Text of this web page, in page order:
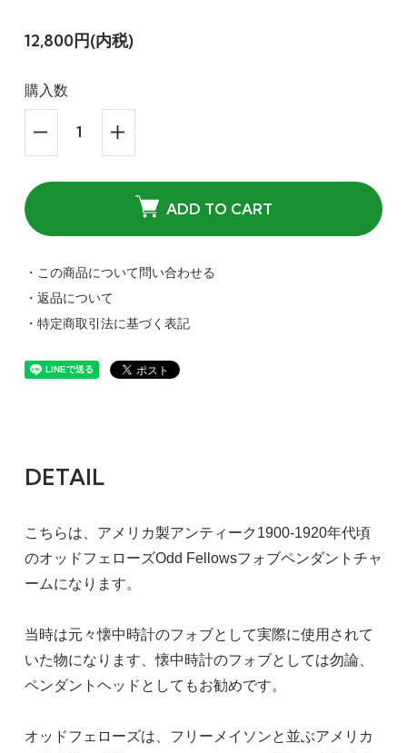
12,800円(内税)
購入数
ADD TO CART
・この商品について問い合わせる
・返品について
・特定商取引法に基づく表記
DETAIL
こちらは、アメリカ製アンティーク1900-1920年代頃
のオッドフェローズOdd Fellowsフォブペンダントチャ
ームになります。
当時は元々懐中時計のフォブとして実際に使用されて
いた物になります、懐中時計のフォブとしては勿論、
ペンダントヘッドとしてもお勧めです。
オッドフェローズは、フリーメイソンと並ぶアメリカ